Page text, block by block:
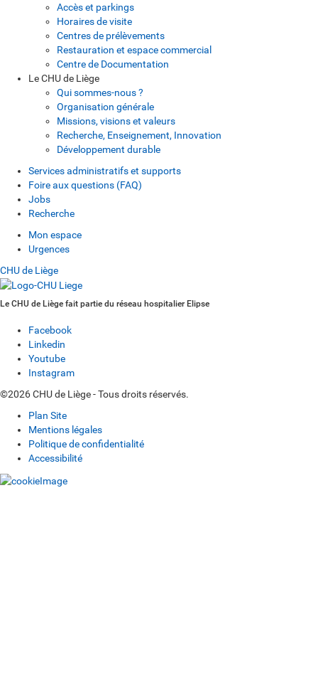
Accès et parkings
Horaires de visite
Centres de prélèvements
Restauration et espace commercial
Centre de Documentation
Le CHU de Liège
Qui sommes-nous ?
Organisation générale
Missions, visions et valeurs
Recherche, Enseignement, Innovation
Développement durable
Services administratifs et supports
Foire aux questions (FAQ)
Jobs
Recherche
Mon espace
Urgences
CHU de Liège
Le CHU de Liège fait partie du réseau hospitalier Elipse
Facebook
Linkedin
Youtube
Instagram
©2026 CHU de Liège - Tous droits réservés.
Plan Site
Mentions légales
Politique de confidentialité
Accessibilité